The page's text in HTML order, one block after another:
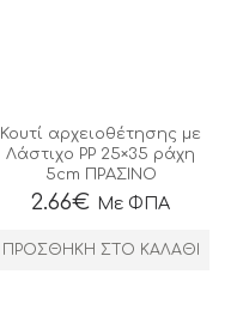
Κουτί αρχειοθέτησης με
Λάστιχο ΡΡ 25×35 ράχη
5cm ΠΡΑΣΙΝΟ
2.66€ Με ΦΠΑ
ΠΡΟΣΘΉΚΗ ΣΤΟ ΚΑΛΆΘΙ